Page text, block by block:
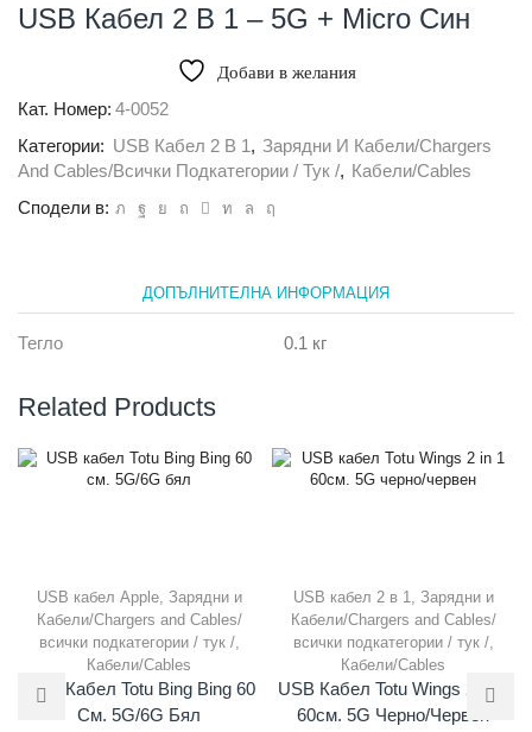
USB Кабел 2 В 1 – 5G + Micro Син
Добави в желания
Кат. Номер: 4-0052
Категории: USB Кабел 2 В 1 , Зарядни И Кабели/Chargers
And Cables/всички Подкатегории / Тук /, Кабели/Cables
Сподели в:
ДОПЪЛНИТЕЛНА ИНФОРМАЦИЯ
Тегло 0.1 кг
Related Products
USB кабел Apple, Зарядни и
Кабели/Chargers and Cables/
всички подкатегории / тук /,
Кабели/Cables
USB Кабел Totu Bing Bing 60
См. 5G/6G Бял
USB кабел 2 в 1
Зарядни и
Кабели/Chargers and Cables/
всички подкатегории / тук /,
Кабели/Cables
USB Кабел Totu Wings 2 In 1
60см. 5G Черно/червен